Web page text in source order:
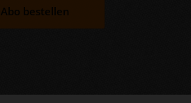
Abo bestellen